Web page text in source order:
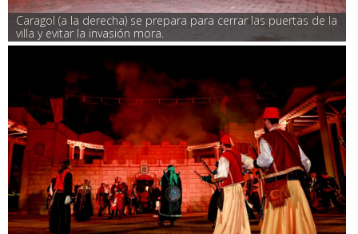
Caragol (a la derecha) se prepara para cerrar las puertas de la
villa y evitar la invasión mora.